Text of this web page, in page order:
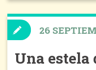
Una estela
26